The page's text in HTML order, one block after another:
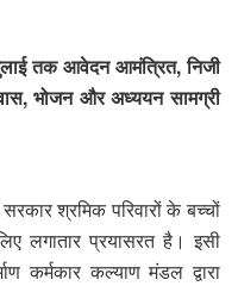
तक आवेदन आमंत्रित, निजी
भोजन और अध्ययन सामग्री
श्रमिक परिवारों के बच्चों
लगातार प्रयासरत है। इसी
कर्मकार कल्याण मंडल द्वारा